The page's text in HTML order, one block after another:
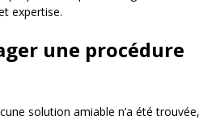
expertise.
une procédure
solution amiable n’a été trouvée,